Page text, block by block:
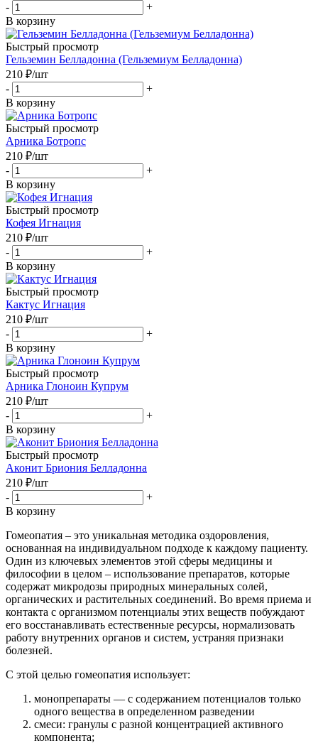
-
+
В корзину
Быстрый просмотр
Гельземин Белладонна (Гельземиум Белладонна)
210 ₽/шт
-
+
В корзину
Быстрый просмотр
Арника Ботропс
210 ₽/шт
-
+
В корзину
Быстрый просмотр
Кофея Игнация
210 ₽/шт
-
+
В корзину
Быстрый просмотр
Кактус Игнация
210 ₽/шт
-
+
В корзину
Быстрый просмотр
Арника Глоноин Купрум
210 ₽/шт
-
+
В корзину
Быстрый просмотр
Аконит Бриония Белладонна
210 ₽/шт
-
+
В корзину
Гомеопатия – это уникальная методика оздоровления,
основанная на индивидуальном подходе к каждому пациенту.
Один из ключевых элементов этой сферы медицины и
философии в целом – использование препаратов, которые
содержат микродозы природных минеральных солей,
органических и растительных соединений. Во время приема и
контакта с организмом потенциалы этих веществ побуждают
его восстанавливать естественные ресурсы, нормализовать
работу внутренних органов и систем, устраняя признаки
болезней.
С этой целью гомеопатия использует:
монопрепараты — с содержанием потенциалов только
одного вещества в определенном разведении
смеси: гранулы с разной концентрацией активного
компонента;